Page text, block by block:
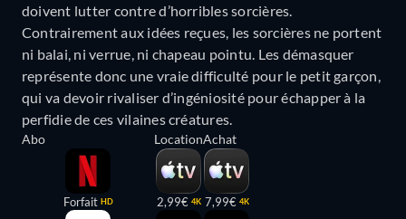
doivent lutter contre d’horribles sorcières.
Contrairement aux idées reçues, les sorcières ne portent
ni balai, ni verrue, ni chapeau pointu. Les démasquer
représente donc une vraie difficulté pour le petit garçon,
qui va devoir rivaliser d’ingéniosité pour échapper à la
perfidie de ces vilaines créatures.
Abo
Forfait HD
Location
2,99€ 4K
Achat
7,99€ 4K